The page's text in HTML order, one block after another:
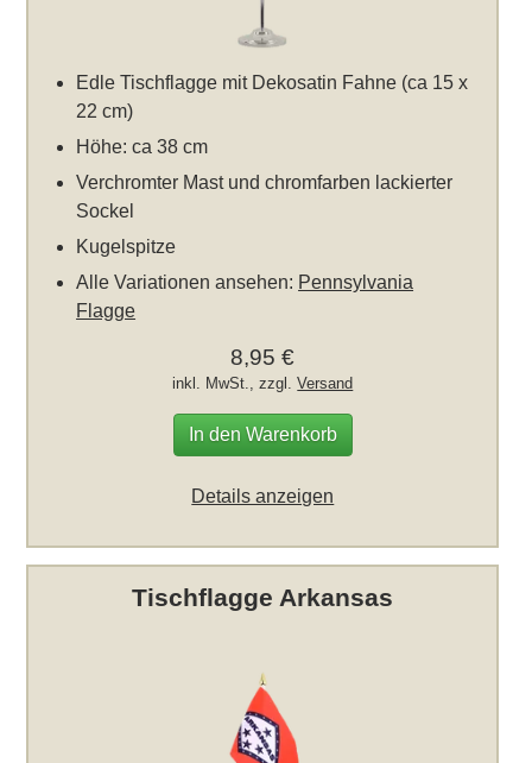
Edle Tischflagge mit Dekosatin Fahne (ca 15 x
22 cm)
Höhe: ca 38 cm
Verchromter Mast und chromfarben lackierter
Sockel
Kugelspitze
Alle Variationen ansehen: Pennsylvania
Flagge
8,95 €
inkl. MwSt., zzgl.Versand
In den Warenkorb
Details anzeigen
Tischflagge Arkansas